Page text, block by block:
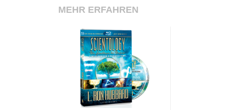
MEHR ERFAHREN